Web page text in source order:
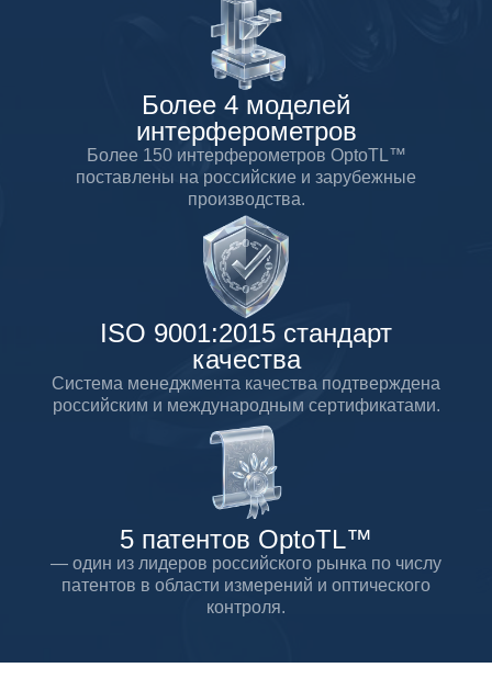
Более 4 моделей
интерферометров
Более 150 интерферометров OptoTL™
поставлены на российские и зарубежные
производства.
ISO 9001:2015 стандарт
качества
Система менеджмента качества подтверждена
российским и международным сертификатами.
5 патентов OptoTL™
— один из лидеров российского рынка по числу
патентов в области измерений и оптического
контроля.